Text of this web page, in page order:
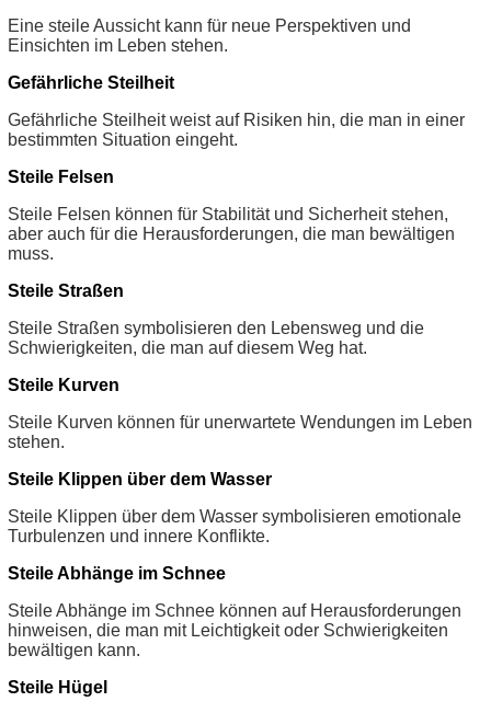
Eine steile Aussicht kann für neue Perspektiven und
Einsichten im Leben stehen.
Gefährliche Steilheit
Gefährliche Steilheit weist auf Risiken hin, die man in einer
bestimmten Situation eingeht.
Steile Felsen
Steile Felsen können für Stabilität und Sicherheit stehen,
aber auch für die Herausforderungen, die man bewältigen
muss.
Steile Straßen
Steile Straßen symbolisieren den Lebensweg und die
Schwierigkeiten, die man auf diesem Weg hat.
Steile Kurven
Steile Kurven können für unerwartete Wendungen im Leben
stehen.
Steile Klippen über dem Wasser
Steile Klippen über dem Wasser symbolisieren emotionale
Turbulenzen und innere Konflikte.
Steile Abhänge im Schnee
Steile Abhänge im Schnee können auf Herausforderungen
hinweisen, die man mit Leichtigkeit oder Schwierigkeiten
bewältigen kann.
Steile Hügel